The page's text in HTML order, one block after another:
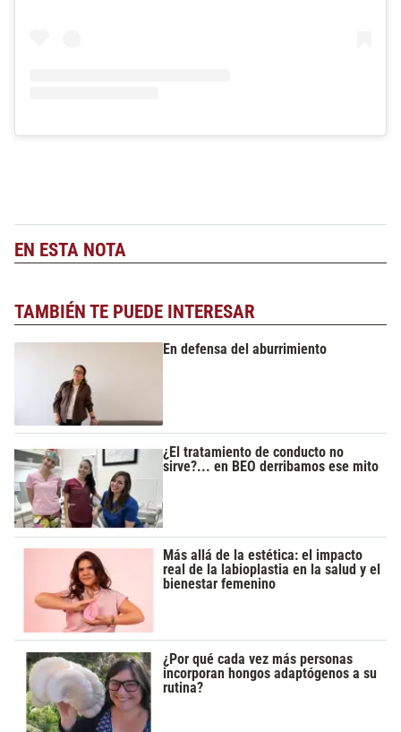
EN ESTA NOTA
TAMBIÉN TE PUEDE INTERESAR
En defensa del aburrimiento
¿El tratamiento de conducto no
sirve?... en BEO derribamos ese mito
Más allá de la estética: el impacto
real de la labioplastia en la salud y el
bienestar femenino
¿Por qué cada vez más personas
incorporan hongos adaptógenos a su
rutina?